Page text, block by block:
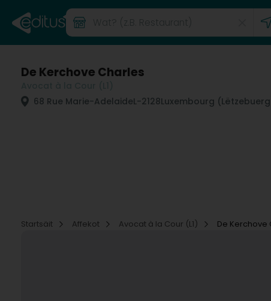
De Kerchove Charles
68 Rue Marie-AdelaideL-2128Luxembourg
Startsäit
Affekot Avocat à la Cour (L1) De Kerchove